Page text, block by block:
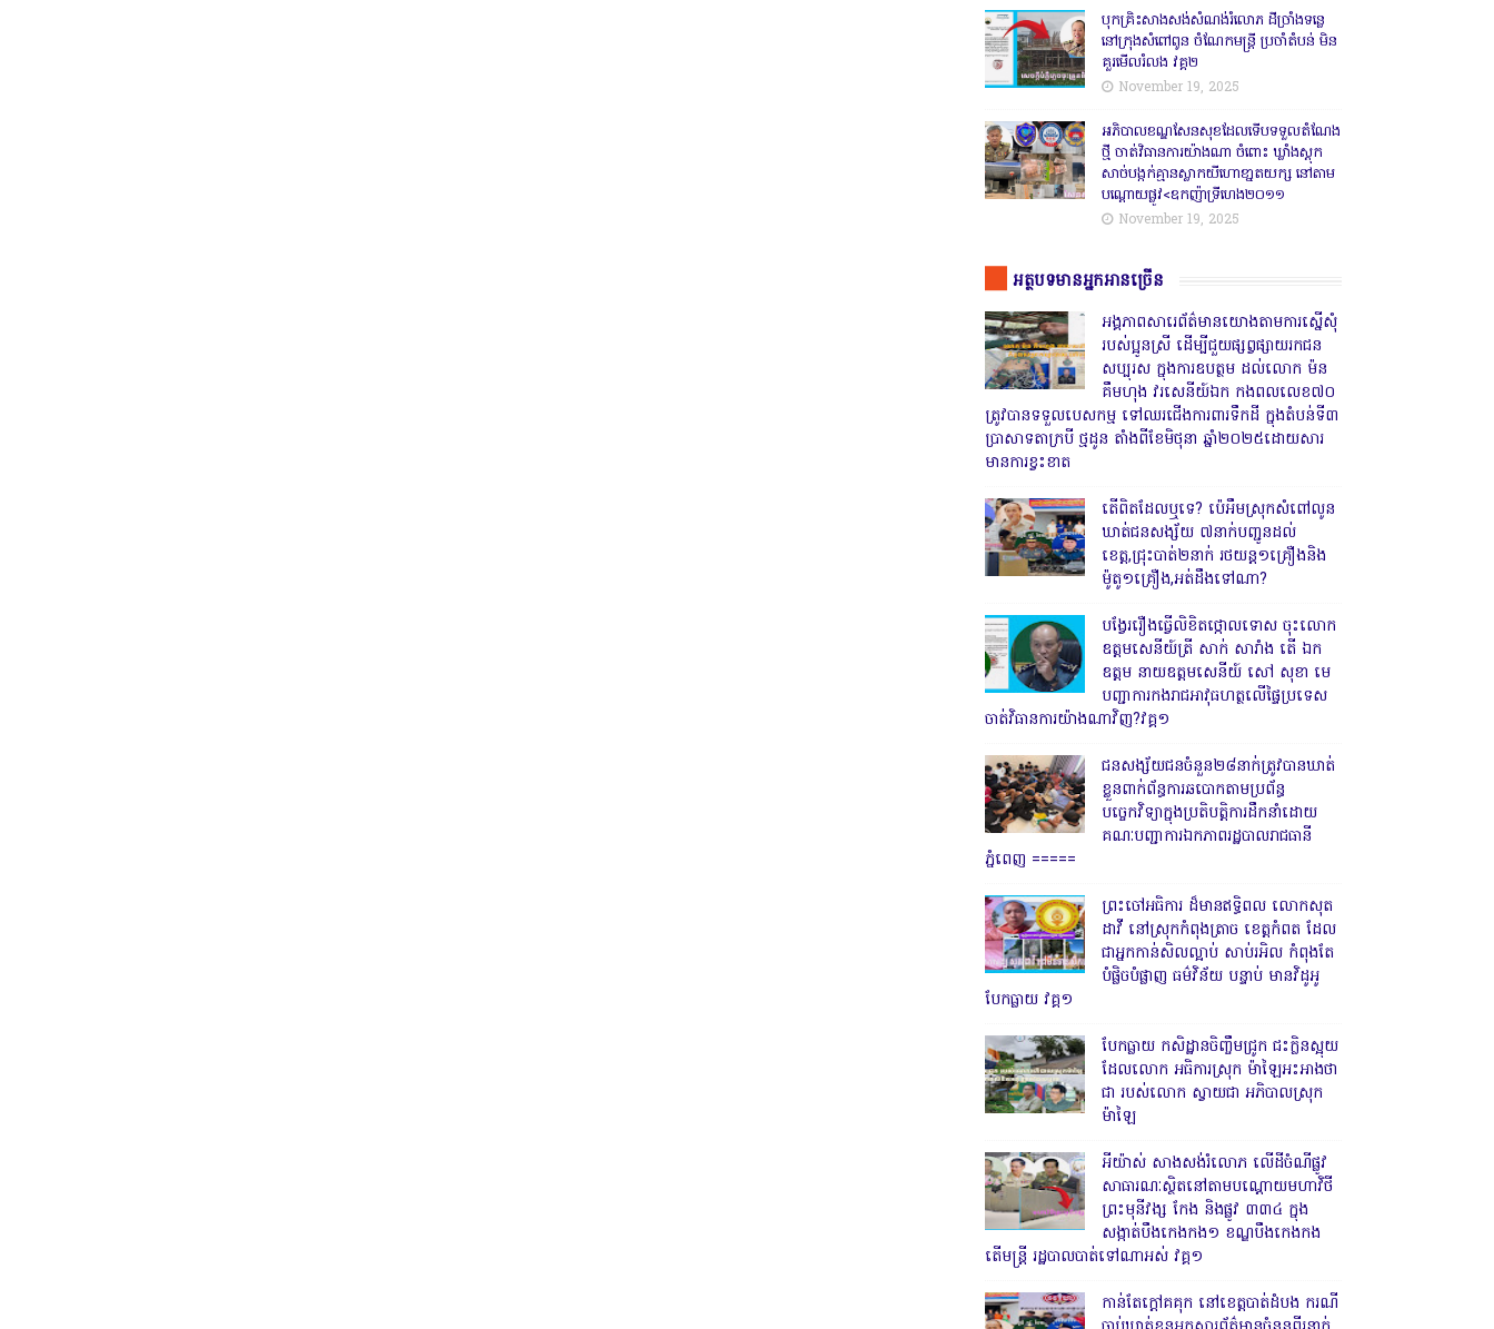
បុកគ្រិះសាងសង់សំណង់រំលោភ ដីច្រាំងទន្លេ
នៅក្រុងសំពៅពូន ចំណែកមន្ត្រី ប្រចាំតំបន់ មិន
គួរមើលរំលង វគ្គ២
November 19, 2025
អភិបាលខណ្ឌសែនសុខដែលទើបទទួលតំណែង
ថ្មី ចាត់វិធានការយ៉ាងណា ចំពោះ ឃ្លាំងស្តុក
សាច់បង្កក់គ្មានស្លាកយីហោខា្នតយក្ស នៅតាម
បណ្តោយផ្លូវ<ឧកញ៉ាទ្រីហេង២០១១
November 19, 2025
អត្ថបទមានអ្នកអានច្រើន
អង្គភាពសារេព័ត៌មានយោងតាមការស្នើសុំ
របស់ប្អូនស្រី ដើម្បីជួយផ្សព្វផ្សាយរកជន
សប្បុរស ក្នុងការឧបត្ថម ដល់លោក ម៉ន
គឹមហុង វរសេនីយ៍ឯក កងពលលេខ៧០
ត្រូវបានទទួលបេសកម្ម ទៅឈរជើងការពារទឹកដី ក្នុងតំបន់ទី៣
ប្រាសាទតាក្របី ថ្មដូន តាំងពីខែមិថុនា ឆ្នាំ២០២៥ដោយសារ
មានការខ្វះខាត
តើពិតដែលឬទេ? ប៉េអឹមស្រុកសំពៅលូន
ឃាត់ជនសង្ស័យ ៧នាក់បញ្ជូនដល់
ខេត្ត,ជ្រុះបាត់២នាក់ រថយន្ត១គ្រឿងនិង
ម៉ូតូ១គ្រឿង,អត់ដឹងទៅណា?
បង្វែររឿងធ្វើលិខិតថ្កោលទោស ចុះលោក
ឧត្តមសេនីយ៍ត្រី សាក់ សារាំង តើ ឯក
ឧត្តម នាយឧត្តមសេនីយ៍ សៅ សុខា មេ
បញ្ជាការកងរាជអាវុធហត្ថលើផ្ទៃប្រទេស
ចាត់វិធានការយ៉ាងណាវិញ?វគ្គ១
ជនសង្ស័យជនចំនួន២៨នាក់ត្រូវបានឃាត់
ខ្លួនពាក់ព័ន្ធការឆបោកតាមប្រព័ន្ធ
បច្ចេកវិទ្យាក្នុងប្រតិបត្តិការដឹកនាំដោយ
គណៈបញ្ជាការឯកភាពរដ្ឋបាលរាជធានី
ភ្នំពេញ ‎=====
ព្រះចៅអធិការ ដ៏មានឥទ្ធិពល លោកសុត
ដាវី នៅស្រុកកំពុងត្រាច ខេត្តកំពត ដែល
ជាអ្នកកាន់សិលល្អាប់ សាប់រអិល កំពុងតែ
បំផ្លិចបំផ្លាញ ធម៌វិន័យ បន្ទាប់ មានវិដូអូ
បែកធ្លាយ វគ្គ១
បែកធ្លាយ កសិដ្ឋានចិញ្ចឹមជ្រូក ជះក្លិនស្អុយ
ដែលលោក អធិការស្រុក ម៉ាឡៃអះអាងថា
ជា របស់លោក ស្វាយជា អភិបាលស្រុក
ម៉ាឡៃ
អីយ៉ាស់ សាងសង់រំលោភ លើដីចំណីផ្លូវ
សាធារណៈស្ថិតនៅតាមបណ្ដោយមហាវិថី
ព្រះមុនីវង្ស កែង និងផ្លូវ ៣៣៤ ក្នុង
សង្កាត់បឹងកេងកង១ ខណ្ឌបឹងកេងកង
តើមន្ត្រី រដ្ឋបាលបាត់ទៅណាអស់ វគ្គ១
កាន់តែក្តៅគគុក នៅខេត្តបាត់ដំបង ករណី